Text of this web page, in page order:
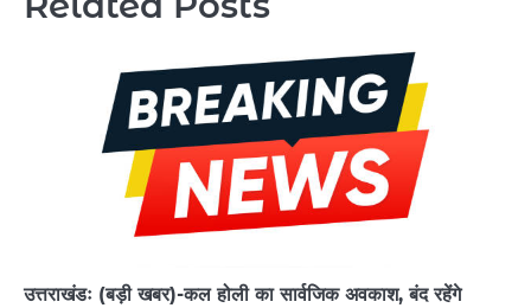
उत्तराखंडः (बड़ी खबर)-कल होली का सार्वजिक अवकाश, बंद रहेंगे